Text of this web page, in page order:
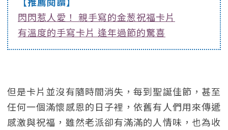
閃閃惹人愛！ 親手寫的金葱祝福卡片
有溫度的手寫卡片 逢年過節的驚喜
但是卡片並沒有隨時間消失，每到聖誕佳節，甚至
任何一個滿懷感恩的日子裡，依舊有人們用來傳遞
感激與祝福，雖然老派卻有滿滿的人情味，也為收